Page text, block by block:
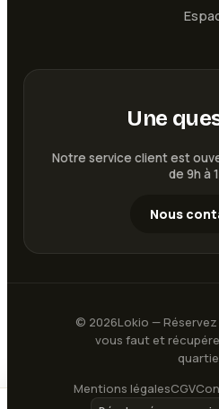
Une
Notre service client est
de 9h à
Nous
© 2026Lokio —
vous faut et
Mentions légalesCGV